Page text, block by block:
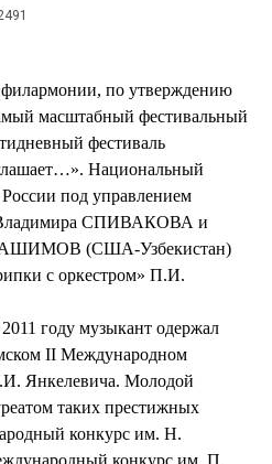
по утверждению
масштабный фестивальный
фестиваль
Национальный
под управлением
Владимира СПИВАКОВА и
(США-Узбекистан)
с оркестром» П.И.
году музыкант одержал
II Международном
Янкелевича. Молодой
таких престижных
конкурс им. Н.
конкурс им. П.